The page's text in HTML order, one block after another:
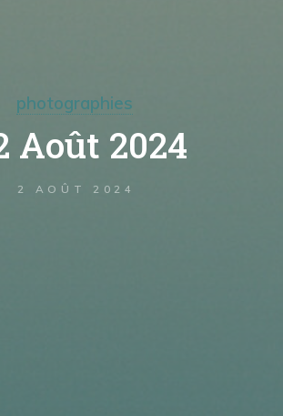
photographies
Août 2024
2 AOÛT 2024